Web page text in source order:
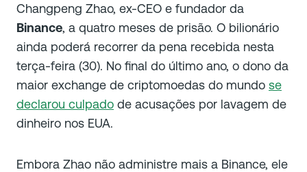
Changpeng Zhao, ex-CEO e fundador da
Binance, a quatro meses de prisão. O bilionário
ainda poderá recorrer da pena recebida nesta
terça-feira (30). No final do último ano, o dono da
maior exchange de criptomoedas do mundo se
declarou culpado de acusações por lavagem de
dinheiro nos EUA.
Embora Zhao não administre mais a Binance, ele